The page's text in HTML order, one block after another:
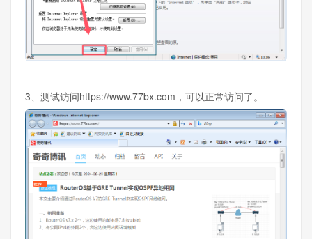
3、测试访问https://www.77bx.com，可以正常访问了。